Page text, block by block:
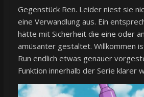
Gegenstück Ren. Leider niest sie
eine Verwandlung aus. Ein
hätte mit Sicherheit die eine oder
amüsanter gestaltet. Willkommen
Run endlich etwas genauer
Funktion innerhalb der Serie klarer